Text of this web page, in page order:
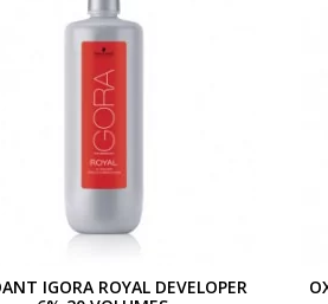
IGORA ROYAL DEVELOPER